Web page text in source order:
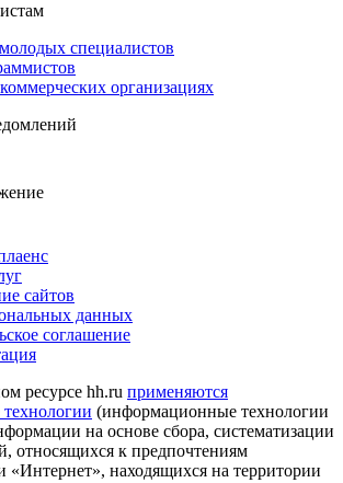
специалистов
организациях
сайтов
данных
соглашение
ресурсе hh.ru применяются
(информационные технологии
на основе сбора, систематизации
относящихся к предпочтениям
«Интернет», находящихся на территории